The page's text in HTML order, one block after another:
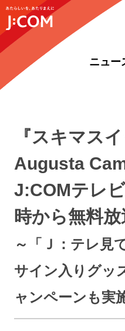
ニュー
『スキマス
Augusta
J:COMテレ
時から無料放
～「Ｊ：テレ見
サイン入りグッ
ャンペーンも実